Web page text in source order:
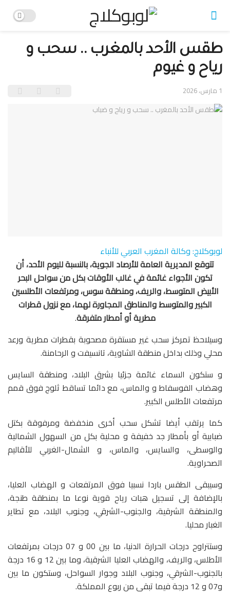
طقس الأحد بالمغرب .. سحب و
رياح و غيوم
1 مارس، 2026
لوبوكلاج: وكالة المغرب العربي للأنباء
تتوقع المديرية العامة للأرصاد الجوية، بالنسبة لليوم الأحد، أن
تكون الأجواء غائمة في غالب الأوقات بكل من سواحل البحر
الأبيض المتوسط، والريف، ومنطقة سوس، ومرتفعات الأطلسين
الكبير والمتوسط والمناطق المجاورة لهما، مع نزول قطرات
مطرية أو أمطار متفرقة.
وسيلاحظ تمركز سحب غير مستقرة مصحوبة بقطرات مطرية ورعد
محلي وذلك بداخل منطقة الشاوية، تانسيفت و الرحامنة.
و ستكون السماء غائمة جزئيا بشرق البلاد، ومنطقة السايس
وهضاب الفوسفاط و والماس، مع دائما تساقط ثلوج فوق قمم
مرتفعات الأطلس الكبير.
كما يرتقب أيضا تشكل سحب أخرى منخفضة ومرفوقة بكتل
ضبابية أو بأمطار جد خفيفة و محلية بكل من السهول الشمالية
والوسطى، والسايس، والماس، و الشمال-الغربي للأقاليم
الصحراوية.
وسيبقى الطقس باردا نسبيا فوق المرتفعات و الهضاب العليا،
بالإضافة إلى تسجيل هبات رياح قوية نوعا ما بمنطقة طنجة،
والمنطقة الشرقية، والجنوب-الشرقي، وجنوب البلاد، مع تطاير
الغبار محليا.
وستتراوح درجات الحرارة الدنيا، ما بين 00 و 07 درجات بمرتفعات
الأطلس، والريف، والهضاب العليا الشرقية، وما بين 12 و 16 درجة
بالجنوب-الشرقي، وجنوب البلاد وجوار السواحل، وستكون ما بين
و07 و 12 درجة فيما تبقى من ربوع المملكة.